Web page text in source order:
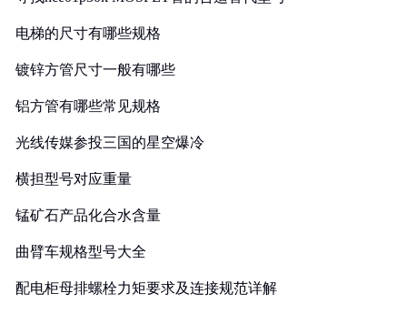
电梯的尺寸有哪些规格
镀锌方管尺寸一般有哪些
铝方管有哪些常见规格
光线传媒参投三国的星空爆冷
横担型号对应重量
锰矿石产品化合水含量
曲臂车规格型号大全
配电柜母排螺栓力矩要求及连接规范详解